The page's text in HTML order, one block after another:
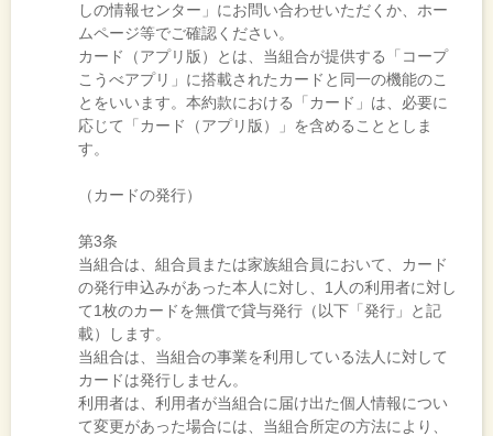
しの情報センター」にお問い合わせいただくか、ホー
ムページ等でご確認ください。
カード（アプリ版）とは、当組合が提供する「コープ
こうべアプリ」に搭載されたカードと同一の機能のこ
とをいいます。本約款における「カード」は、必要に
応じて「カード（アプリ版）」を含めることとしま
す。
（カードの発行）
第3条
当組合は、組合員または家族組合員において、カード
の発行申込みがあった本人に対し、1人の利用者に対し
て1枚のカードを無償で貸与発行（以下「発行」と記
載）します。
当組合は、当組合の事業を利用している法人に対して
カードは発行しません。
利用者は、利用者が当組合に届け出た個人情報につい
て変更があった場合には、当組合所定の方法により、